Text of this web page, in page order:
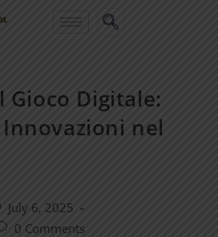
Gioco Digitale:
nel
July 6, 2025
0 Comments